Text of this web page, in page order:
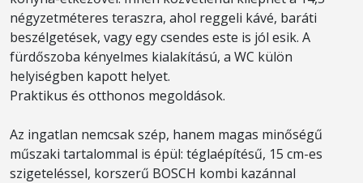
négyzetméteres teraszra, ahol reggeli kávé, baráti
beszélgetések, vagy egy csendes este is jól esik. A
fürdőszoba kényelmes kialakítású, a WC külön
helyiségben kapott helyet.
Praktikus és otthonos megoldások.
Az ingatlan nemcsak szép, hanem magas minőségű
műszaki tartalommal is épül: téglaépítésű, 15 cm-es
szigeteléssel, korszerű BOSCH kombi kazánnal